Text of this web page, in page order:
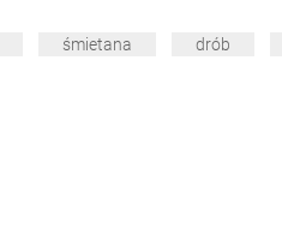
śmietana drób